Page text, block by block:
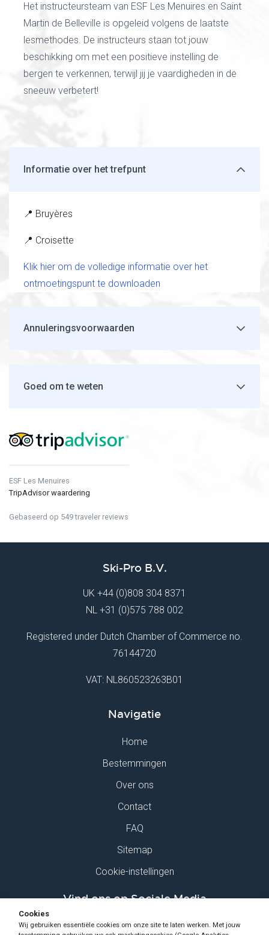
Het instructeursteam van ESF Les Menuires en Saint
Martin de Belleville is opgeleid volgens de laatste
lesmethodes. De instructeurs staan tot jouw
beschikking om met een positieve instelling de
bergen te verkennen, terwijl jij je vaardigheden in de
sneeuw verbetert!
Informatie over het trefpunt
📍 Bruyères
📍 Croisette
Klik hier om de volledige informatie over het
ontmoetingspunt te downloaden
Annuleringsvoorwaarden
Goed om te weten
ESF Les Menuires
TripAdvisor waardering
Gebaseerd op 549 traveler reviews
Ski-Pro B.V.
UK +44 (0)808 304 8371
NL +31 (0)575 788 002
Registered under Dutch Chamber of Commerce no.
76144720
VAT: NL860523263B01
Navigatie
Home
Bestemmingen
Over ons
Contact
FAQ
Sitemap
Cookie-instellingen
Vind ons op Sociale Media
Cookies
Wij gebruiken essentiële cookies om onze site te laten werken. Met jouw